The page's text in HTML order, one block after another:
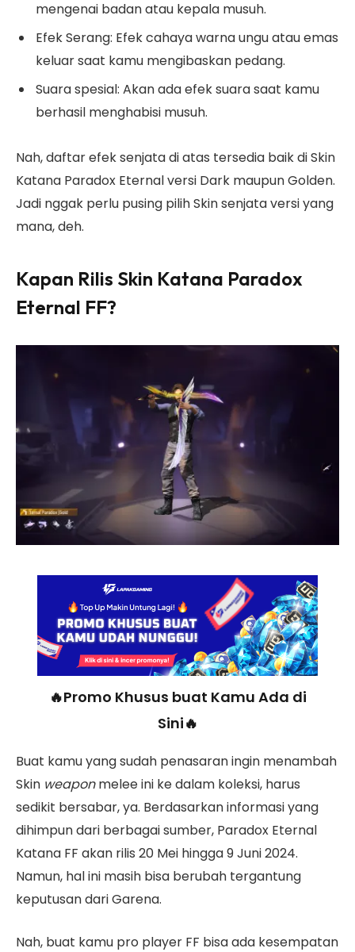
mengenai badan atau kepala musuh.
Efek Serang: Efek cahaya warna ungu atau emas
keluar saat kamu mengibaskan pedang.
Suara spesial: Akan ada efek suara saat kamu
berhasil menghabisi musuh.
Nah, daftar efek senjata di atas tersedia baik di Skin
Katana Paradox Eternal versi Dark maupun Golden.
Jadi nggak perlu pusing pilih Skin senjata versi yang
mana, deh.
Kapan Rilis Skin Katana Paradox
Eternal FF?
🔥Promo Khusus buat Kamu Ada di
Sini🔥
Buat kamu yang sudah penasaran ingin menambah
Skin weaponmelee ini ke dalam koleksi, harus
sedikit bersabar, ya. Berdasarkan informasi yang
dihimpun dari berbagai sumber, Paradox Eternal
Katana FF akan rilis 20 Mei hingga 9 Juni 2024.
Namun, hal ini masih bisa berubah tergantung
keputusan dari Garena.
Nah, buat kamu pro player FF bisa ada kesempatan